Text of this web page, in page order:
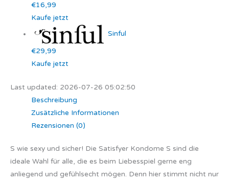
€16,99
Kaufe jetzt
Sinful
€29,99
Kaufe jetzt
Last updated: 2026-07-26 05:02:50
Beschreibung
Zusätzliche Informationen
Rezensionen (0)
S wie sexy und sicher! Die Satisfyer Kondome S sind die
ideale Wahl für alle, die es beim Liebesspiel gerne eng
anliegend und gefühlsecht mögen. Denn hier stimmt nicht nur